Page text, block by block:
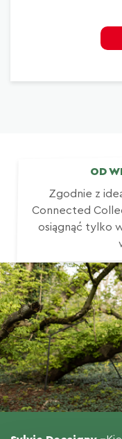
OD
Zgodnie z
Connected
osiągnąć tylko